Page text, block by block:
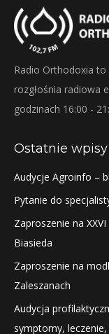
Radio Orthodoxia to
rozgłośnia radiowa
godzinach 16:00 -
Ostatnie wpisy
Audycje Agroinfo –
Pytanie do
Zaproszenie na
Biasieda
Zaproszenie na
Zaleszanach
Audycja
symptomy,